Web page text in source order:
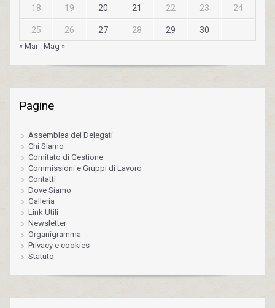
18 19 20 21 22 23 24
25 26 27 28 29 30
« Mar Mag »
Pagine
Assemblea dei Delegati
Chi Siamo
Comitato di Gestione
Commissioni e Gruppi di Lavoro
Contatti
Dove Siamo
Galleria
Link Utili
Newsletter
Organigramma
Privacy e cookies
Statuto